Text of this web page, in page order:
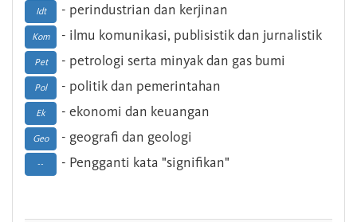
Idt - perindustrian dan kerjinan
Kom - ilmu komunikasi, publisistik dan jurnalistik
Pet - petrologi serta minyak dan gas bumi
Pol - politik dan pemerintahan
Ek - ekonomi dan keuangan
Geo - geografi dan geologi
-- - Pengganti kata "signifikan"